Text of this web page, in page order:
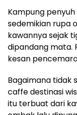
Kampung penyuh
sedemikian rupa
kawannya sejak
dipandang mata.
kesan
Bagaimana tidak
caffe destinasi
itu terbuat dari